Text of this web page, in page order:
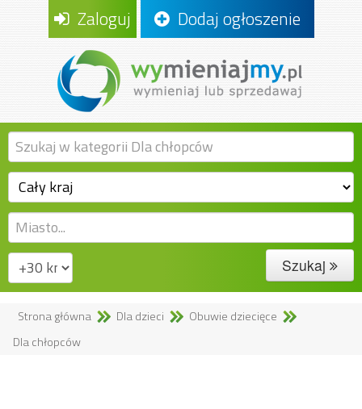
Zaloguj Dodaj ogłoszenie
Szukaj
Strona główna Dla dzieci
Obuwie dziecięce
Dla chłopców